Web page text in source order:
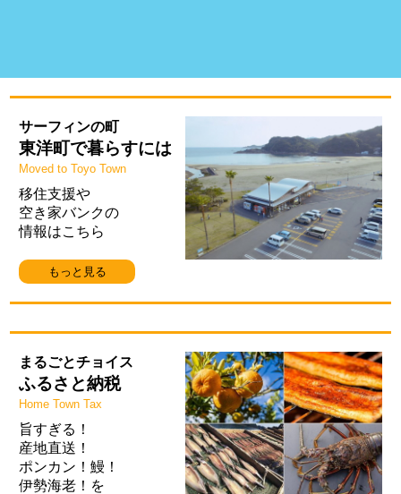
サーフィンの町
東洋町で暮らすには
Moved to Toyo Town
移住支援や
空き家バンクの
情報はこちら
もっと見る
まるごとチョイス
ふるさと納税
Home Town Tax
旨すぎる！
産地直送！
ポンカン！鰻！
伊勢海老！を